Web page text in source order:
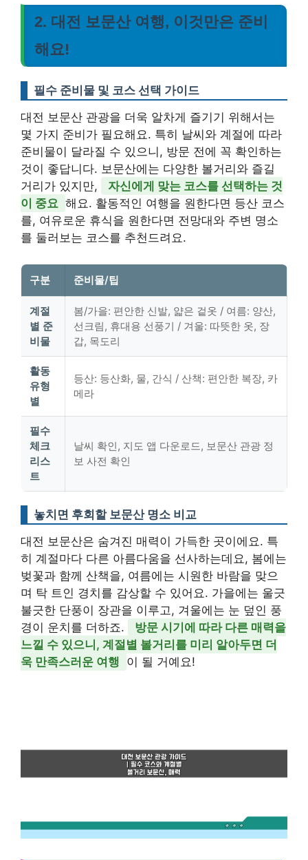
2. 대전 보문산 여행, 이것만은 준비
해요!
필수 준비물 및 코스 선택 가이드
대전 보문산 관광을 더욱 알차게 즐기기 위해서는
몇 가지 준비가 필요해요. 특히 날씨와 계절에 따라
준비물이 달라질 수 있으니, 방문 전에 꼭 확인하는
것이 좋답니다. 보문산에는 다양한 볼거리와 즐길
거리가 있지만,
자신에게 맞는 코스를 선택하는 것
이 중요 해요. 활동적인 여행을 원한다면 등산 코스
를, 여유로운 휴식을 원한다면 전망대와 주변 명소
를 둘러보는 코스를 추천드려요.
구분 준비물/팁
계절
별 준
비물
봄/가을: 편안한 신발, 얇은 겉옷 / 여름: 양산,
선크림, 휴대용 선풍기 / 겨울: 따뜻한 옷, 장
갑, 목도리
활동
유형
별
등산: 등산화, 물, 간식 / 산책: 편안한 복장, 카
메라
필수
체크
리스
트
날씨 확인, 지도 앱 다운로드, 보문산 관광 정
보 사전 확인
놓치면 후회할 보문산 명소 비교
대전 보문산은 숨겨진 매력이 가득한 곳이에요. 특
히 계절마다 다른 아름다움을 선사하는데요, 봄에는
벚꽃과 함께 산책을, 여름에는 시원한 바람을 맞으
며 탁 트인 경치를 감상할 수 있어요. 가을에는 울긋
불긋한 단풍이 장관을 이루고, 겨울에는 눈 덮인 풍
경이 운치를 더하죠.
방문 시기에 따라 다른 매력을
느낄 수 있으니, 계절별 볼거리를 미리 알아두면 더
욱 만족스러운 여행 이 될 거예요!